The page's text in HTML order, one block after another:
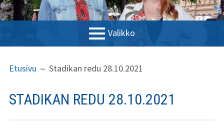
Valikko
VALIKKO
Stadin Slangi ry:n säännöt
Etusivu Stadikan redu 28.10.2021
STADIKAN REDU 28.10.2021